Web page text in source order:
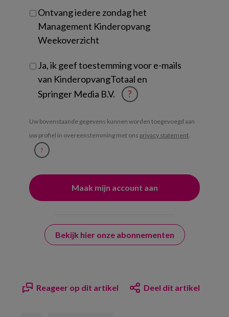
Ontvang iedere zondag het
Management Kinderopvang
Weekoverzicht
Ja, ik geef toestemming voor e-mails
van KinderopvangTotaal en
Springer Media B.V.
?
Uw bovenstaande gegevens kunnen worden toegevoegd aan
uw profiel in overeenstemming met ons privacy statement.
?
Bekijk hier onze abonnementen
Reageer op dit artikel Deel dit artikel